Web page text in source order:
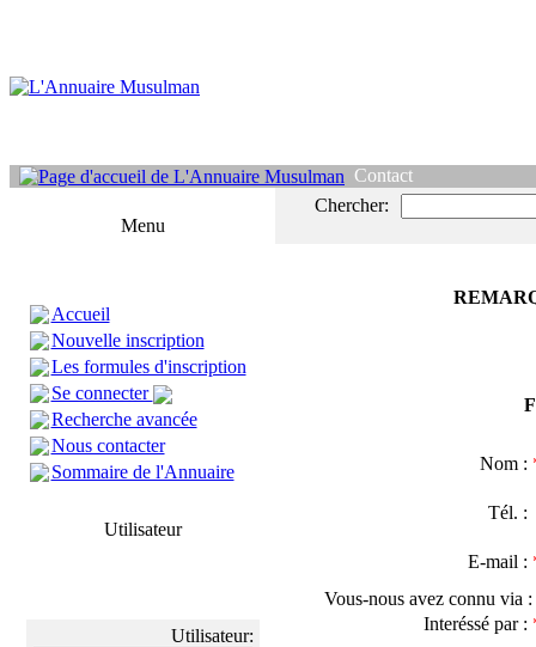
Contact
Menu
Accueil
Nouvelle inscription
Les formules d'inscription
Se connecter
Recherche avancée
Nous contacter
Sommaire de l'Annuaire
Utilisateur
Utilisateur:
Chercher:
Nom :
Tél.
E-mail :
Vous-nous avez connu via
Interéssé par :